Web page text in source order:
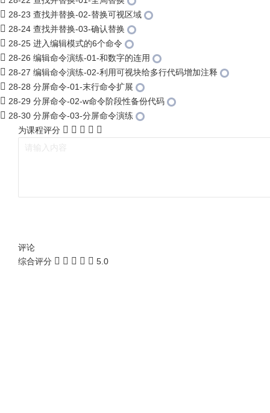
28-23 查找并替换-02-替换可视区域
28-24 查找并替换-03-确认替换
28-25 进入编辑模式的6个命令
28-26 编辑命令演练-01-和数字的连用
28-27 编辑命令演练-02-利用可视块给多行代码增加注释
28-28 分屏命令-01-末行命令扩展
28-29 分屏命令-02-w命令阶段性备份代码
28-30 分屏命令-03-分屏命令演练
为课程评分
评论
综合评分
5.0